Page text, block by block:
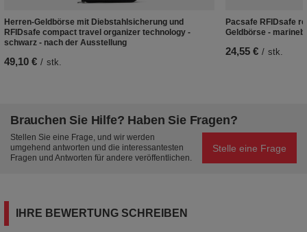
Herren-Geldbörse mit Diebstahlsicherung und
RFIDsafe compact travel organizer technology -
schwarz - nach der Ausstellung
49,10 € / stk.
Pacsafe RFIDsafe
Geldbörse -
24,55 € / stk.
Brauchen Sie Hilfe? Haben Sie Fragen?
Stellen Sie eine Frage, und wir werden
umgehend antworten und die interessantesten
Fragen und Antworten für andere veröffentlichen.
Stelle eine Frage
IHRE BEWERTUNG SCHREIBEN